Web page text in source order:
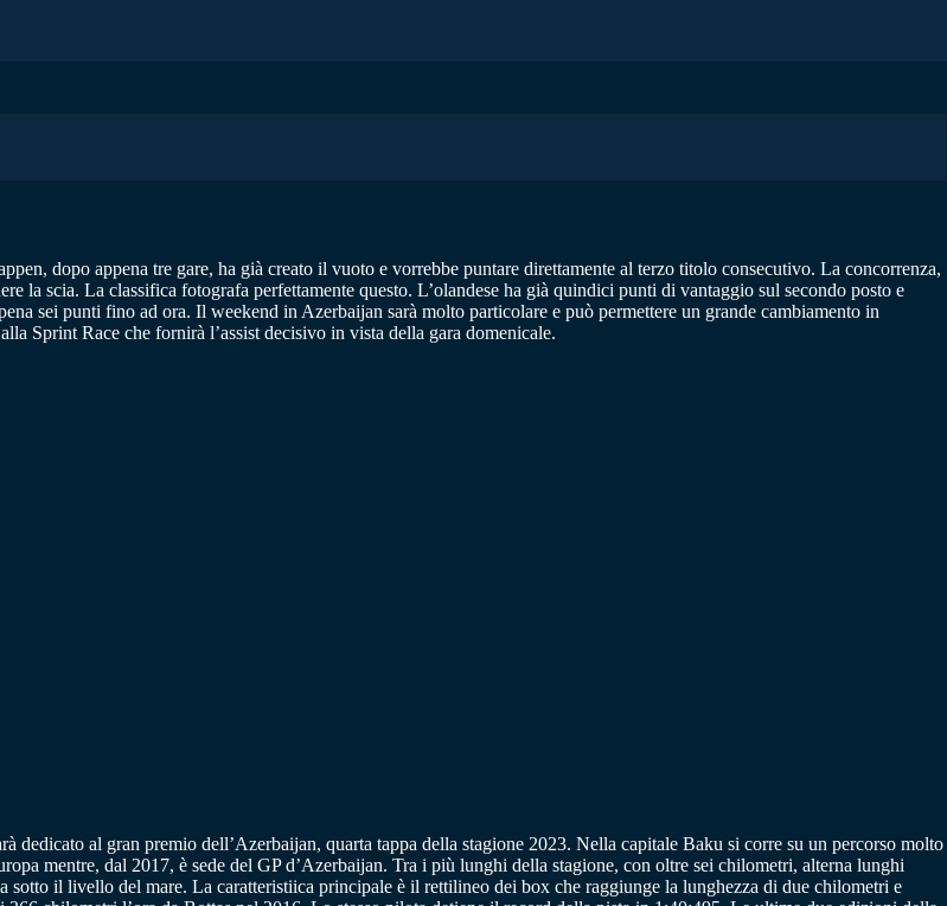
dopo appena tre gare, ha già creato il vuoto e vorrebbe puntare direttamente al terzo titolo consecutivo. La concorrenza,
la scia. La classifica fotografa perfettamente questo. L’olandese ha già quindici punti di vantaggio sul secondo posto e
sei punti fino ad ora. Il weekend in Azerbaijan sarà molto particolare e può permettere un grande cambiamento in
Sprint Race che fornirà l’assist decisivo in vista della gara domenicale.
al gran premio dell’Azerbaijan, quarta tappa della stagione 2023. Nella capitale Baku si corre su un percorso molto
mentre, dal 2017, è sede del GP d’Azerbaijan. Tra i più lunghi della stagione, con oltre sei chilometri, alterna lunghi
il livello del mare. La caratteristiica principale è il rettilineo dei box che raggiunge la lunghezza di due chilometri e